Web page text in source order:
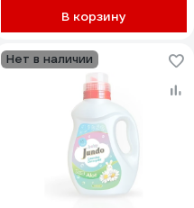
В корзину
Нет в наличии